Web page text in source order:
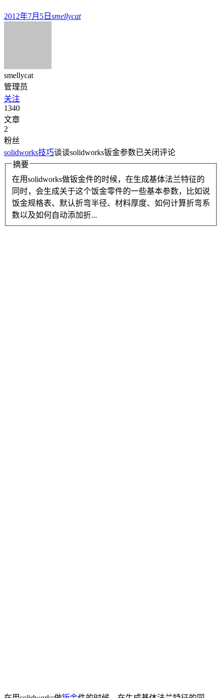
2012年7月5日 smellycat
smellycat
管理员
关注
1340
文章
2
粉丝
solidworks技巧谈谈solidworks钣金参数已关闭评论
摘要
在用solidworks做钣金件的时候，在生成基体法兰特征的
同时，会生成关于这个饭金零件的一些基本参数，比如说
饭金规格表、默认折弯半径、材料厚度、如何计算折弯系
数以及如何自动添加折...